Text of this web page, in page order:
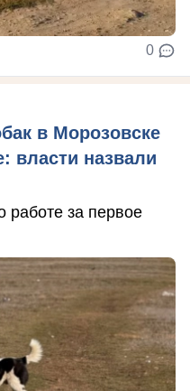
0
в Морозовске
власти назвали
работе за первое